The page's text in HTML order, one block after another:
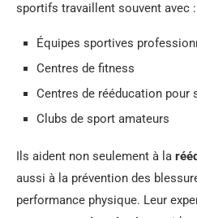
sportifs travaillent souvent avec :
Équipes sportives
Centres de fitness
Centres de rééducation pour
Clubs de sport amateurs
Ils aident non seulement à la
aussi à la prévention des
performance physique. Leur